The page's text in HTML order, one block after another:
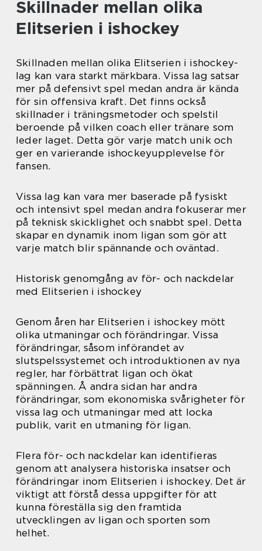
Skillnader mellan olika
Elitserien i ishockey
Skillnaden mellan olika Elitserien i ishockey-
lag kan vara starkt märkbara. Vissa lag satsar
mer på defensivt spel medan andra är kända
för sin offensiva kraft. Det finns också
skillnader i träningsmetoder och spelstil
beroende på vilken coach eller tränare som
leder laget. Detta gör varje match unik och
ger en varierande ishockeyupplevelse för
fansen.
Vissa lag kan vara mer baserade på fysiskt
och intensivt spel medan andra fokuserar mer
på teknisk skicklighet och snabbt spel. Detta
skapar en dynamik inom ligan som gör att
varje match blir spännande och oväntad.
Historisk genomgång av för- och nackdelar
med Elitserien i ishockey
Genom åren har Elitserien i ishockey mött
olika utmaningar och förändringar. Vissa
förändringar, såsom införandet av
slutspelssystemet och introduktionen av nya
regler, har förbättrat ligan och ökat
spänningen. Å andra sidan har andra
förändringar, som ekonomiska svårigheter för
vissa lag och utmaningar med att locka
publik, varit en utmaning för ligan.
Flera för- och nackdelar kan identifieras
genom att analysera historiska insatser och
förändringar inom Elitserien i ishockey. Det är
viktigt att förstå dessa uppgifter för att
kunna föreställa sig den framtida
utvecklingen av ligan och sporten som
helhet.